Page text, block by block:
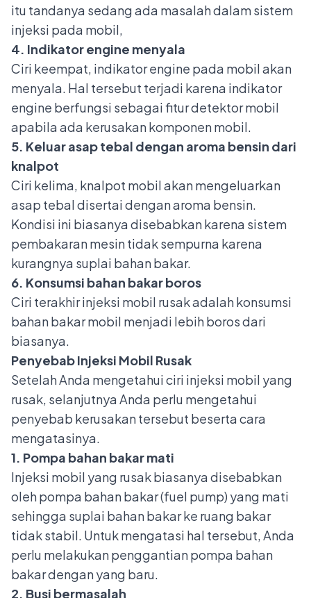
itu tandanya sedang ada masalah dalam sistem
injeksi pada mobil,
4. Indikator engine menyala
Ciri keempat, indikator engine pada mobil akan
menyala. Hal tersebut terjadi karena indikator
engine berfungsi sebagai fitur detektor mobil
apabila ada kerusakan komponen mobil.
5. Keluar asap tebal dengan aroma bensin dari
knalpot
Ciri kelima, knalpot mobil akan mengeluarkan
asap tebal disertai dengan aroma bensin.
Kondisi ini biasanya disebabkan karena sistem
pembakaran mesin tidak sempurna karena
kurangnya suplai bahan bakar.
6. Konsumsi bahan bakar boros
Ciri terakhir injeksi mobil rusak adalah konsumsi
bahan bakar mobil menjadi lebih boros dari
biasanya.
Penyebab Injeksi Mobil Rusak
Setelah Anda mengetahui ciri injeksi mobil yang
rusak, selanjutnya Anda perlu mengetahui
penyebab kerusakan tersebut beserta cara
mengatasinya.
1. Pompa bahan bakar mati
Injeksi mobil yang rusak biasanya disebabkan
olehpompa bahan bakar (fuel pump) yang mati
sehingga suplai bahan bakar ke ruang bakar
tidak stabil. Untuk mengatasi hal tersebut, Anda
perlu melakukan penggantian pompa bahan
bakar dengan yang baru.
2. Busi bermasalah